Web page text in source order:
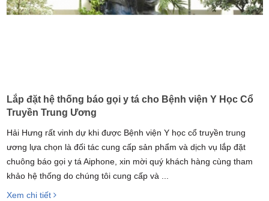
Lắp đặt hệ thống báo gọi y tá cho Bệnh viện Y Học Cổ
Truyền Trung Ương
Hải Hưng rất vinh dự khi được Bệnh viện Y học cổ truyền trung
ương lựa chọn là đối tác cung cấp sản phẩm và dịch vụ lắp đặt
chuông báo gọi y tá Aiphone, xin mời quý khách hàng cùng tham
khảo hệ thống do chúng tôi cung cấp và ...
Xem chi tiết